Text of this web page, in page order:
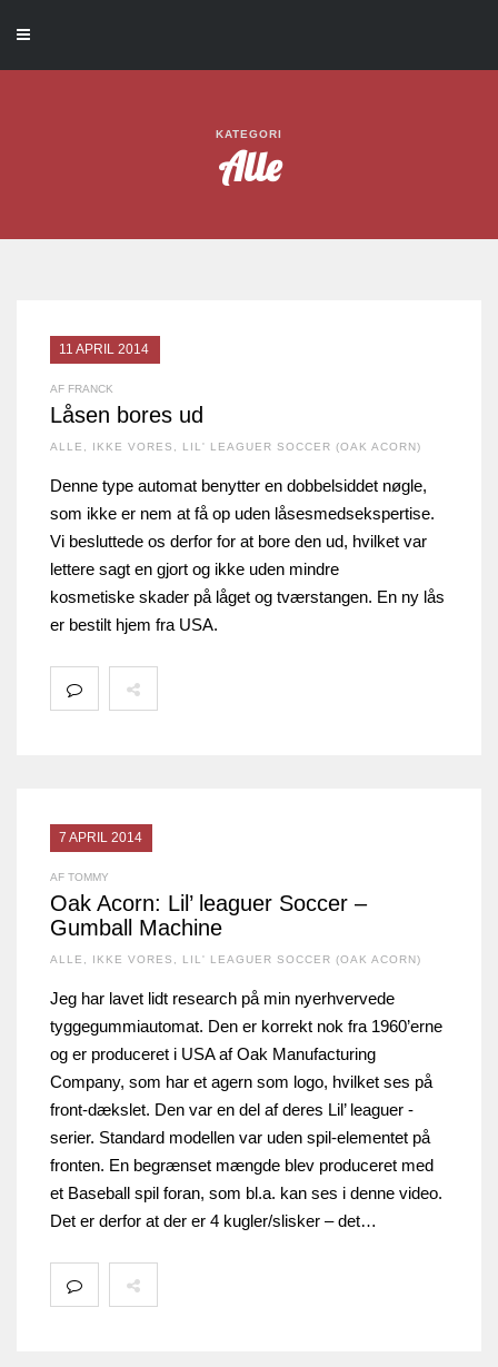
KATEGORI
Alle
11 APRIL 2014
AF FRANCK
Låsen bores ud
ALLE IKKE VORES LIL' LEAGUER SOCCER (OAK ACORN)
Denne type automat benytter en dobbelsiddet nøgle,
som ikke er nem at få op uden låsesmedsekspertise.
Vi besluttede os derfor for at bore den ud, hvilket var
lettere sagt en gjort og ikke uden mindre
kosmetiske skader på låget og tværstangen. En ny lås
er bestilt hjem fra USA.
7 APRIL 2014
AF TOMMY
Oak Acorn: Lil’ leaguer Soccer –
Gumball Machine
ALLE IKKE VORES LIL' LEAGUER SOCCER (OAK ACORN)
Jeg har lavet lidt research på min nyerhvervede
tyggegummiautomat. Den er korrekt nok fra 1960’erne
og er produceret i USA af Oak Manufacturing
Company, som har et agern som logo, hvilket ses på
front-dækslet. Den var en del af deres Lil’ leaguer -
serier. Standard modellen var uden spil-elementet på
fronten. En begrænset mængde blev produceret med
et Baseball spil foran, som bl.a. kan ses i denne video.
Det er derfor at der er 4 kugler/slisker – det…